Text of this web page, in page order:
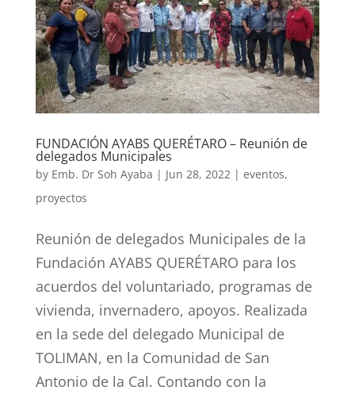
FUNDACIÓN AYABS QUERÉTARO – Reunión de
delegados Municipales
by Emb. Dr Soh Ayaba | Jun 28, 2022 | eventos,
proyectos
Reunión de delegados Municipales de la
Fundación AYABS QUERÉTARO para los
acuerdos del voluntariado, programas de
vivienda, invernadero, apoyos. Realizada
en la sede del delegado Municipal de
TOLIMAN, en la Comunidad de San
Antonio de la Cal. Contando con la